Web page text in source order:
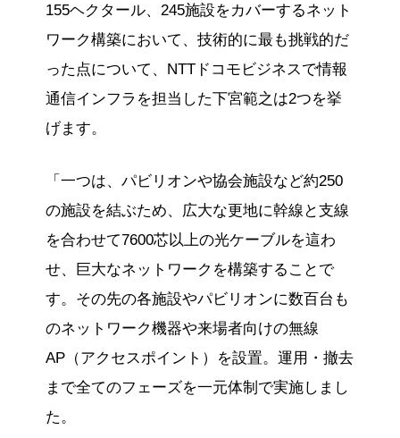
155ヘクタール、245施設をカバーするネット
ワーク構築において、技術的に最も挑戦的だ
った点について、NTTドコモビジネスで情報
通信インフラを担当した下宮範之は2つを挙
げます。
「一つは、パビリオンや協会施設など約250
の施設を結ぶため、広大な更地に幹線と支線
を合わせて7600芯以上の光ケーブルを這わ
せ、巨大なネットワークを構築することで
す。その先の各施設やパビリオンに数百台も
のネットワーク機器や来場者向けの無線
AP（アクセスポイント）を設置。運用・撤去
まで全てのフェーズを一元体制で実施しまし
た。